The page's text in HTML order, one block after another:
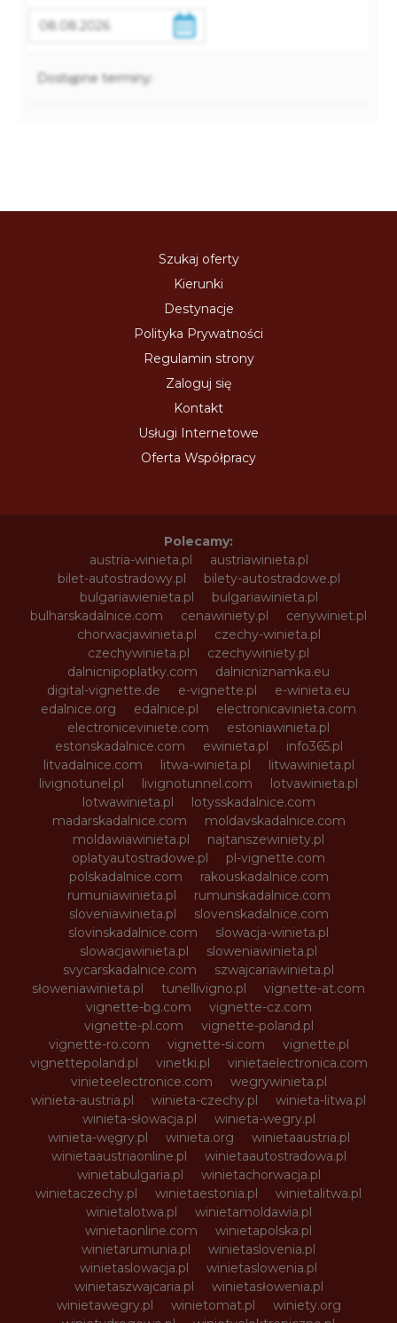
Dostępne terminy:
Szukaj oferty
Kierunki
Destynacje
Polityka Prywatności
Regulamin strony
Zaloguj się
Kontakt
Usługi Internetowe
Oferta Współpracy
Polecamy:
austria-winieta.pl
austriawinieta.pl
bilet-autostradowy.pl
bilety-autostradowe.pl
bulgariawienieta.pl
bulgariawinieta.pl
bulharskadalnice.com
cenawiniety.pl
cenywiniet.pl
chorwacjawinieta.pl
czechy-winieta.pl
czechywinieta.pl
czechywiniety.pl
dalnicnipoplatky.com
dalnicniznamka.eu
digital-vignette.de
e-vignette.pl
e-winieta.eu
edalnice.org
edalnice.pl
electronicavinieta.com
electroniceviniete.com
estoniawinieta.pl
estonskadalnice.com
ewinieta.pl
info365.pl
litvadalnice.com
litwa-winieta.pl
litwawinieta.pl
livignotunel.pl
livignotunnel.com
lotvawinieta.pl
lotwawinieta.pl
lotysskadalnice.com
madarskadalnice.com
moldavskadalnice.com
moldawiawinieta.pl
najtanszewiniety.pl
oplatyautostradowe.pl
pl-vignette.com
polskadalnice.com
rakouskadalnice.com
rumuniawinieta.pl
rumunskadalnice.com
sloveniawinieta.pl
slovenskadalnice.com
slovinskadalnice.com
slowacja-winieta.pl
slowacjawinieta.pl
sloweniawinieta.pl
svycarskadalnice.com
szwajcariawinieta.pl
słoweniawinieta.pl
tunellivigno.pl
vignette-at.com
vignette-bg.com
vignette-cz.com
vignette-pl.com
vignette-poland.pl
vignette-ro.com
vignette-si.com
vignette.pl
vignettepoland.pl
vinetki.pl
vinietaelectronica.com
vinieteelectronice.com
wegrywinieta.pl
winieta-austria.pl
winieta-czechy.pl
winieta-litwa.pl
winieta-słowacja.pl
winieta-wegry.pl
winieta-węgry.pl
winieta.org
winietaaustria.pl
winietaaustriaonline.pl
winietaautostradowa.pl
winietabulgaria.pl
winietachorwacja.pl
winietaczechy.pl
winietaestonia.pl
winietalitwa.pl
winietalotwa.pl
winietamoldawia.pl
winietaonline.com
winietapolska.pl
winietarumunia.pl
winietaslovenia.pl
winietaslowacja.pl
winietaslowenia.pl
winietaszwajcaria.pl
winietasłowenia.pl
winietawegry.pl
winietomat.pl
winiety.org